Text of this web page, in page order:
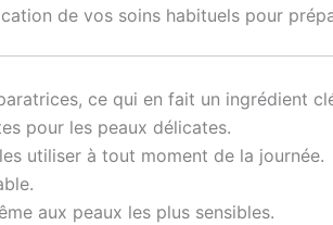
de vos soins habituels pour
ce qui en fait un ingrédient
pour les peaux délicates.
utiliser à tout moment de la journée.
aux peaux les plus sensibles.